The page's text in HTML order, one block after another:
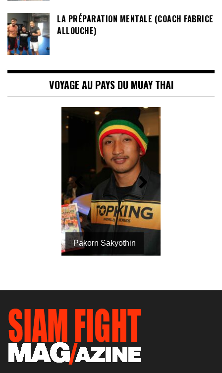
LA PRÉPARATION MENTALE (COACH FABRICE
ALLOUCHE)
VOYAGE AU PAYS DU MUAY THAI
Pakorn Sakyothin